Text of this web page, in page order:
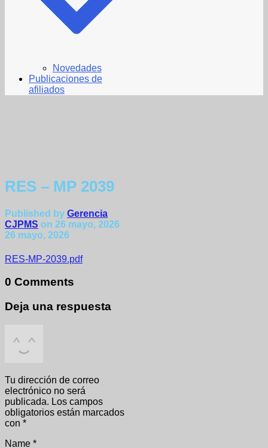
Novedades
Publicaciones de
afiliados
RES – MP 2039
Published by Gerencia
CJPMS on 26 mayo, 2026
26 mayo, 2026
RES-MP-2039.pdf
0 Comments
Deja una respuesta
Tu dirección de correo
electrónico no será
publicada. Los campos
obligatorios están marcados
con *
Name *